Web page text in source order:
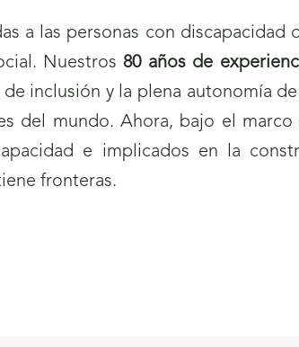
a las personas con discapacidad
Nuestros80 años de
inclusión y la plena autonomía
del mundo. Ahora, bajo el
e implicados en la
fronteras.